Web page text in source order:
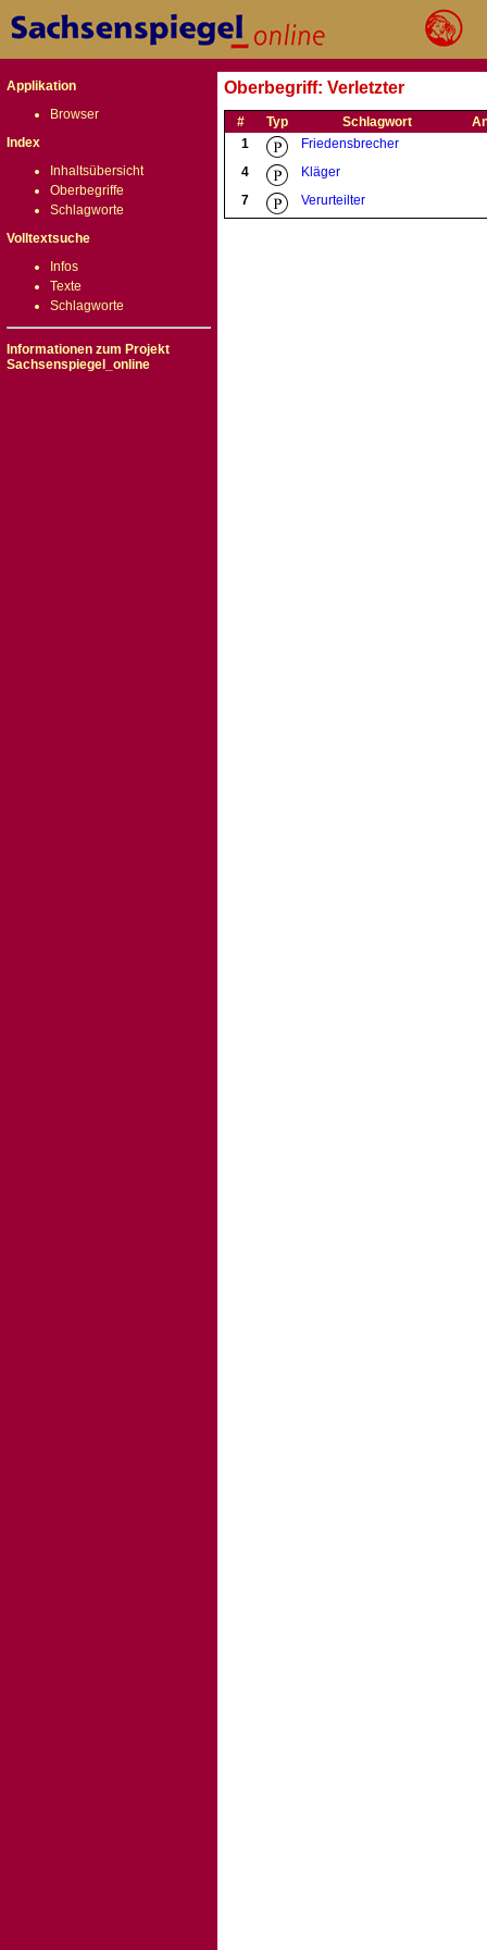
Applikation
Browser
Index
Inhaltsübersicht
Oberbegriffe
Schlagworte
Volltextsuche
Infos
Texte
Schlagworte
Informationen zum Projekt
Sachsenspiegel_online
Oberbegriff: Verletzter
# Typ Schlagwort
1
Friedensbrecher
4
Kläger
7
Verurteilter